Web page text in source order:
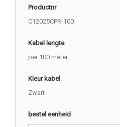
Productnr
C12025CPR-100
Kabel lengte
per 100 meter
Kleur kabel
Zwart
bestel eenheid